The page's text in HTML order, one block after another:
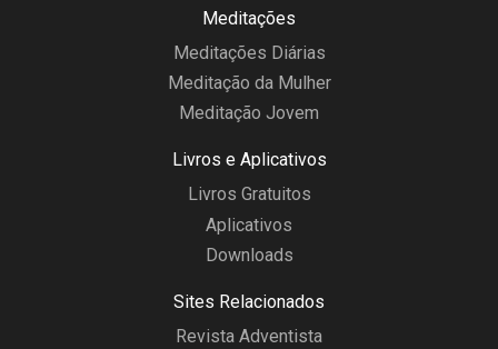
Meditações
Meditações Diárias
Meditação da Mulher
Meditação Jovem
Livros e Aplicativos
Livros Gratuitos
Aplicativos
Downloads
Sites Relacionados
Revista Adventista